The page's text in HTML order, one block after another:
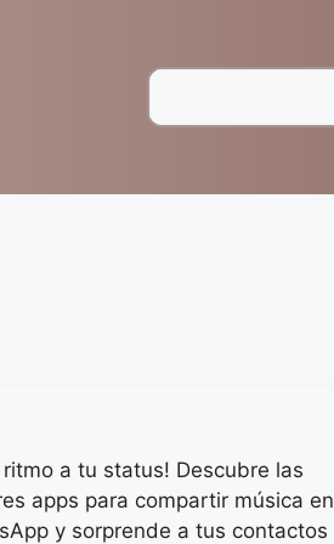
ritmo a tu status! Descubre las
apps para compartir música en
y sorprende a tus contactos